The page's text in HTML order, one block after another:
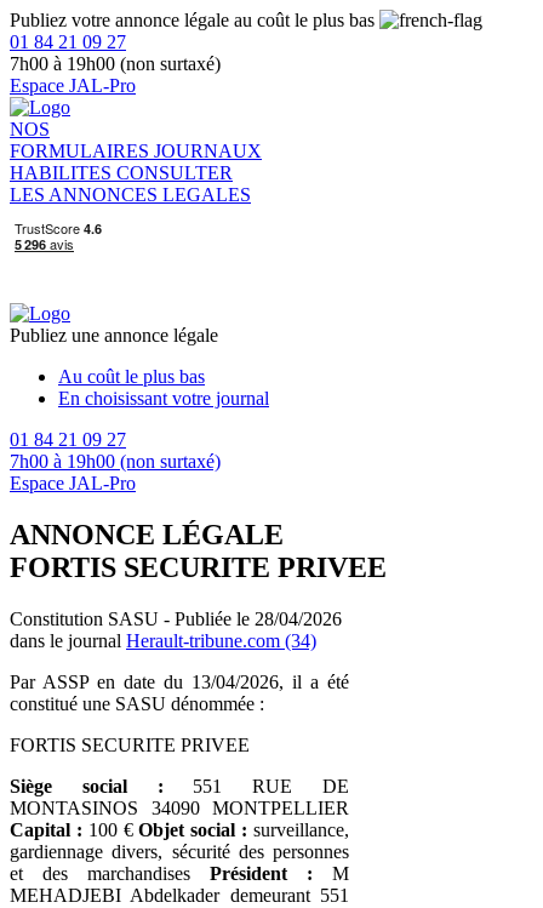
Publiez votre annonce légale au coût le plus bas
01 84 21 09 27
7h00 à 19h00 (non surtaxé)
Espace JAL-Pro
NOS
FORMULAIRES JOURNAUX
HABILITES CONSULTER
LES ANNONCES LEGALES
Publiez une annonce légale
Au coût le plus bas
En choisissant votre journal
01 84 21 09 27
7h00 à 19h00 (non surtaxé)
Espace JAL-Pro
ANNONCE LÉGALE
FORTIS SECURITE PRIVEE
Constitution SASU - Publiée le 28/04/2026
dans le journal Herault-tribune.com (34)
Par ASSP en date du 13/04/2026, il a été
constitué une SASU dénommée :
FORTIS SECURITE PRIVEE
Siège social : 551 RUE DE
MONTASINOS 34090 MONTPELLIER
Capital : 100 €Objet social : surveillance,
gardiennage divers, sécurité des personnes
et des marchandises Président : M
MEHADJEBI Abdelkader demeurant 551